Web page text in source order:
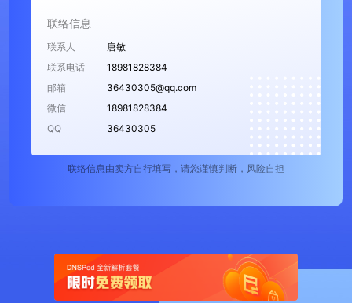
联络信息
联系人
唐敏
联系电话
18981828384
邮箱
36430305@qq.com
微信
18981828384
QQ
36430305
联络信息由卖方自行填写，请您谨慎判断，风险自担